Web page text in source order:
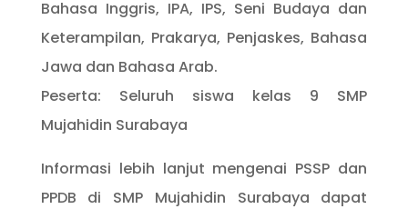
Bahasa Inggris, IPA, IPS, Seni Budaya dan
Keterampilan, Prakarya, Penjaskes, Bahasa
Jawa dan Bahasa Arab.
Peserta: Seluruh siswa kelas 9 SMP
Mujahidin Surabaya
Informasi lebih lanjut mengenai PSSP dan
PPDB di SMP Mujahidin Surabaya dapat